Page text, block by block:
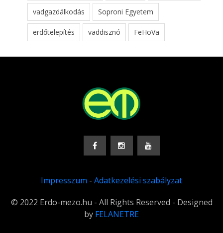
vadgazdálkodás Soproni Egyetem
erdőtelepítés vaddisznó FeHoVa
Impresszum - Adatkezelési szabályzat
© 2022 Erdo-mezo.hu - All Rights Reserved - Designed
by FELANETRE